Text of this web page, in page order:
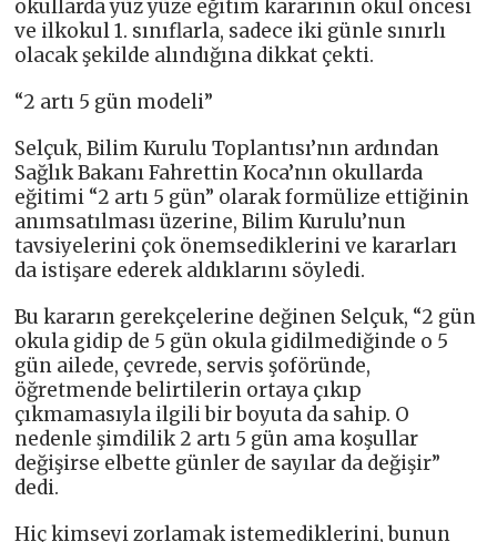
okullarda yüz yüze eğitim kararının okul öncesi
ve ilkokul 1. sınıflarla, sadece iki günle sınırlı
olacak şekilde alındığına dikkat çekti.
“2 artı 5 gün modeli”
Selçuk, Bilim Kurulu Toplantısı’nın ardından
Sağlık Bakanı Fahrettin Koca’nın okullarda
eğitimi “2 artı 5 gün” olarak formülize ettiğinin
anımsatılması üzerine, Bilim Kurulu’nun
tavsiyelerini çok önemsediklerini ve kararları
da istişare ederek aldıklarını söyledi.
Bu kararın gerekçelerine değinen Selçuk, “2 gün
okula gidip de 5 gün okula gidilmediğinde o 5
gün ailede, çevrede, servis şoföründe,
öğretmende belirtilerin ortaya çıkıp
çıkmamasıyla ilgili bir boyuta da sahip. O
nedenle şimdilik 2 artı 5 gün ama koşullar
değişirse elbette günler de sayılar da değişir”
dedi.
Hiç kimseyi zorlamak istemediklerini, bunun